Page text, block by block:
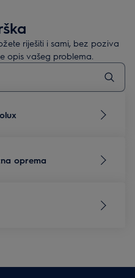
riješiti i sami, bez poziva
opis vašeg problema.
oprema